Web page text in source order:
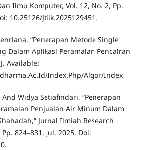
Ilmu Komputer, Vol. 12, No. 2, Pp.
10.25126/Jtiik.2025129451.
“Penerapan Metode Single
Dalam Aplikasi Peramalan Pencairan
Available:
Index.Php/Algor/Index
Widya Setiafindari, “Penerapan
Penjualan Air Minum Dalam
Jurnal Ilmiah Research
824–831, Jul. 2025, Doi: